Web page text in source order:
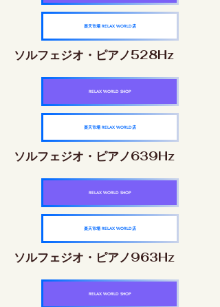
楽天市場 RELAX WORLD店
ソルフェジオ・ピアノ528Hz
RELAX WORLD SHOP
楽天市場 RELAX WORLD店
ソルフェジオ・ピアノ639Hz
RELAX WORLD SHOP
楽天市場 RELAX WORLD店
ソルフェジオ・ピアノ963Hz
RELAX WORLD SHOP